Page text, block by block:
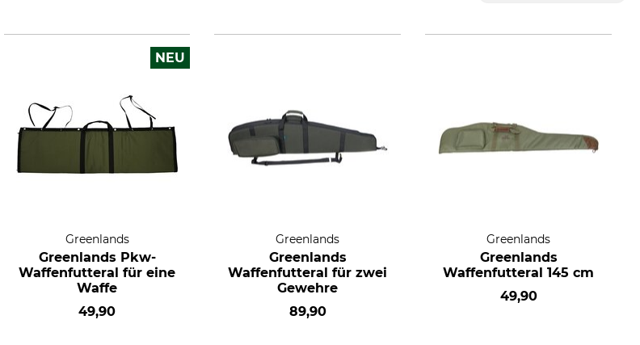
NEU
Greenlands
Greenlands Pkw-
Waffenfutteral für eine
Waffe
49,90
Greenlands
Greenlands
Waffenfutteral für zwei
Gewehre
89,90
Greenlands
Greenlands
Waffenfutteral 145 cm
49,90